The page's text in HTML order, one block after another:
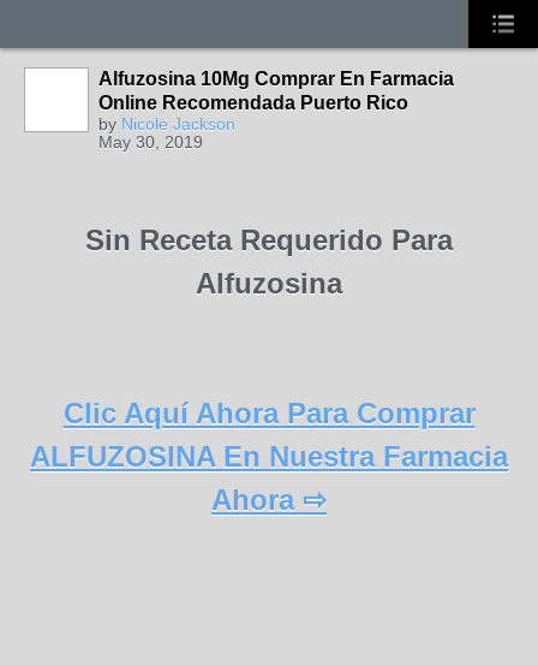
Alfuzosina 10Mg Comprar En Farmacia
Online Recomendada Puerto Rico
by Nicole Jackson
May 30, 2019
Sin Receta Requerido Para
Alfuzosina
Clic Aquí Ahora Para Comprar
ALFUZOSINA En Nuestra Farmacia
Ahora ⇨